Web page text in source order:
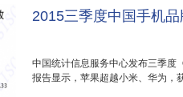
2015三季度中国手机
中国统计信息服务中心发布三季度
报告显示，苹果超越小米、华为，